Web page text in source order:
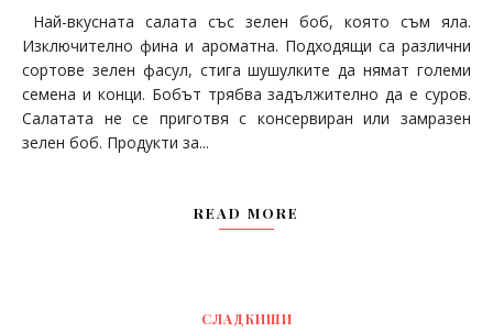
Най-вкусната салата със зелен боб, която съм яла.
Изключително фина и ароматна. Подходящи са различни
сортове зелен фасул, стига шушулките да нямат големи
семена и конци. Бобът трябва задължително да е суров.
Салатата не се приготвя с консервиран или замразен
зелен боб. Продукти за...
READ MORE
СЛАДКИШИ